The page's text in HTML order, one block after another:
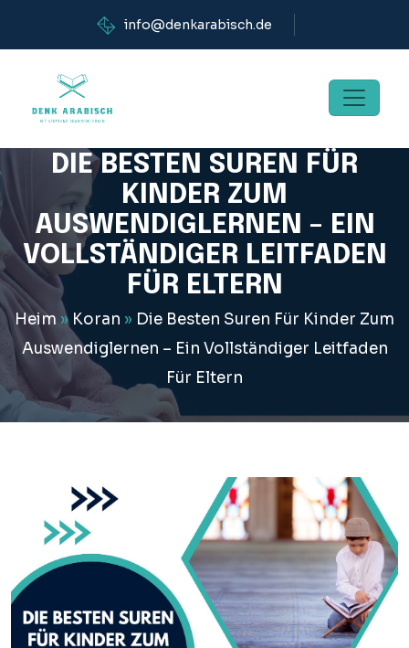
info@denkarabisch.de
DIE BESTEN SUREN FÜR
KINDER ZUM
AUSWENDIGLERNEN – EIN
VOLLSTÄNDIGER LEITFADEN
FÜR ELTERN
Heim » Koran » Die Besten Suren Für Kinder Zum
Auswendiglernen – Ein Vollständiger Leitfaden
Für Eltern